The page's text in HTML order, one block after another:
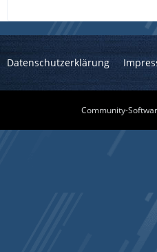
Datenschutzerklärung
Community-